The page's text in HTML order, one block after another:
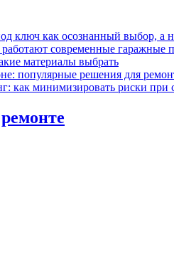
ключ как осознанный выбор, а
современные гаражные
материалы выбрать
популярные решения для
минимизировать риски при